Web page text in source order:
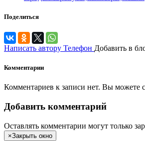
Поделиться
Написать автору Телефон Добавить в
Комментарии
Комментариев к записи нет. Вы можете
Добавить комментарий
Оставлять комментарии могут только
×Закрыть окно